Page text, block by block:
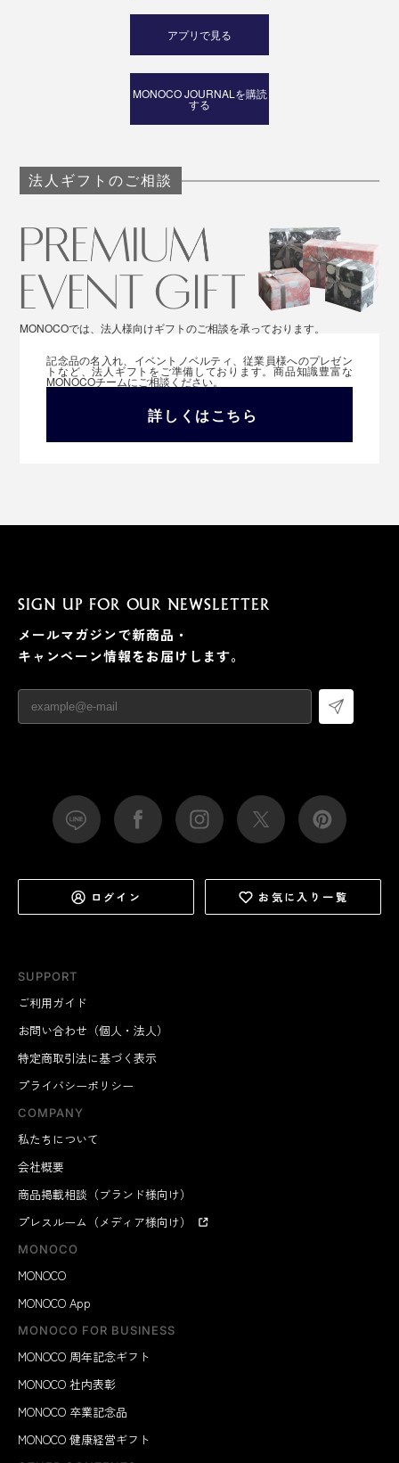
⑧ センチ定規
⑨ インチ定規
け。
『Orbitkey』と一緒に使って、あなたの“鍵収納”をさら
に効率化してください。
アプリで見る
MONOCO JOURNALを購読
する
法人ギフトのご相談
MONOCOでは、法人様向けギフトのご相談を承っております。
記念品の名入れ、イベントノベルティ、従業員様へのプレゼン
トなど、法人ギフトをご準備しております。商品知識豊富な
MONOCOチームにご相談ください。
詳しくはこちら
SUPPORT
ご利用ガイド
お問い合わせ（個人・法人）
特定商取引法に基づく表示
プライバシーポリシー
COMPANY
私たちについて
会社概要
商品掲載相談（ブランド様向け）
プレスルーム（メディア様向け）
MONOCO
MONOCO
MONOCO App
MONOCO FOR BUSINESS
MONOCO 周年記念ギフト
MONOCO 社内表彰
MONOCO 卒業記念品
MONOCO 健康経営ギフト
SIGN UP FOR OUR NEWSLETTER
メールマガジンで新商品・
キャンペーン情報をお届けします。
ログイン お気に入り一覧